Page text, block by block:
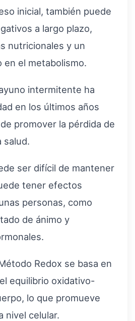
inicial, también puede
a largo plazo,
nutricionales y un
en el metabolismo.
intermitente ha
en los últimos años
promover la pérdida de
salud.
ser difícil de mantener
tener efectos
personas, como
de ánimo y
Redox se basa en
equilibrio oxidativo-
lo que promueve
nivel celular.